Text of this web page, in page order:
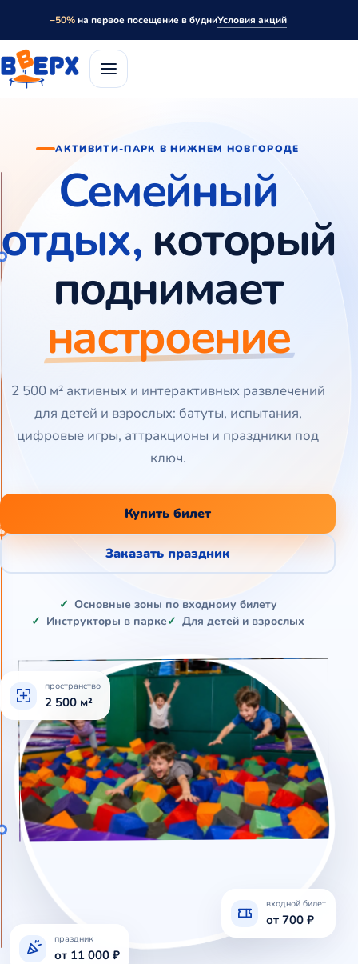
−50%на первое посещение в будниУсловия акций
АКТИВИТИ-ПАРК В НИЖНЕМ НОВГОРОДЕ
Семейный
отдых,который
поднимает
настроение
2 500 м² активных и интерактивных развлечений
для детей и взрослых: батуты, испытания,
цифровые игры, аттракционы и праздники под
ключ.
Купить билет
Заказать праздник
Основные зоны по входному билету
Инструкторы в парке
Для детей и взрослых
пространство
2 500 м²
входной билет
от 700 ₽
праздник
от 11 000 ₽